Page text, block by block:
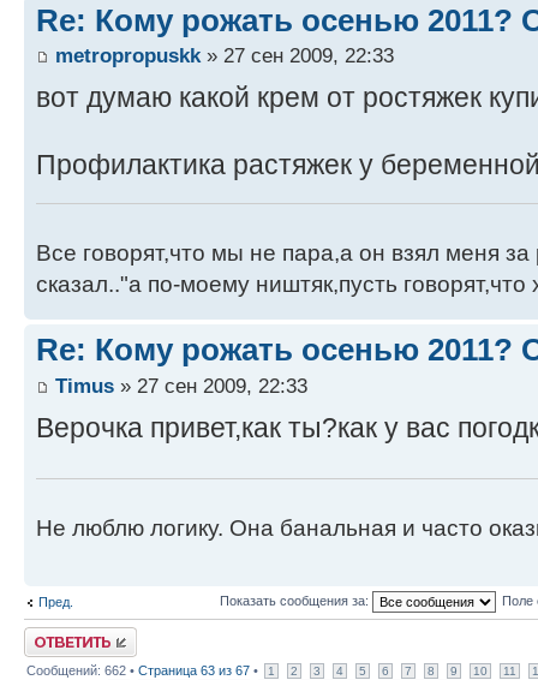
Re: Кому рожать осенью 2011?
metropropuskk» 27 сен 2009, 22:33
вот думаю какой крем от ростяжек
Профилактика растяжек у
Все говорят,что мы не пара,а он взял меня за
сказал.."а по-моему ништяк,пусть говорят,что
Re: Кому рожать осенью 2011?
Timus » 27 сен 2009, 22:33
Верочка привет,как ты?как у вас
Не люблю логику. Она банальная и часто
Пред. Показать сообщения за: Поле
Ответить
Сообщений: 662 • Страница 63 из 67 • 1 2 3 4 5 6 7 8 9 10 11